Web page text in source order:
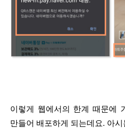
이렇게 웹에서의 한계 때문에
만들어 배포하게 되는데요. 아시